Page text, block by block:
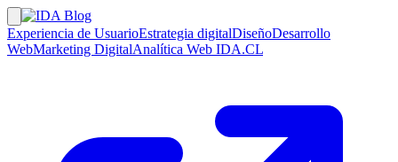
Experiencia de UsuarioEstrategia digitalDiseñoDesarrollo
WebMarketing DigitalAnalítica Web IDA.CL